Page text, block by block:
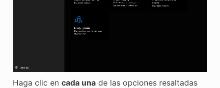
Haga clic en cada unade las opciones resaltadas